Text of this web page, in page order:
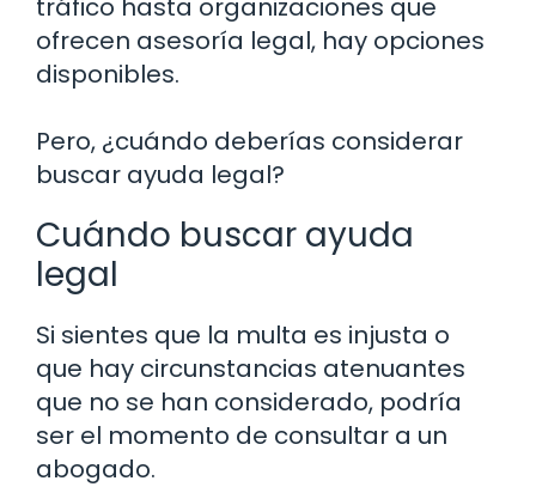
tráfico hasta organizaciones que
ofrecen asesoría legal, hay opciones
disponibles.
Pero, ¿cuándo deberías considerar
buscar ayuda legal?
Cuándo buscar ayuda
legal
Si sientes que la multa es injusta o
que hay circunstancias atenuantes
que no se han considerado, podría
ser el momento de consultar a un
abogado.